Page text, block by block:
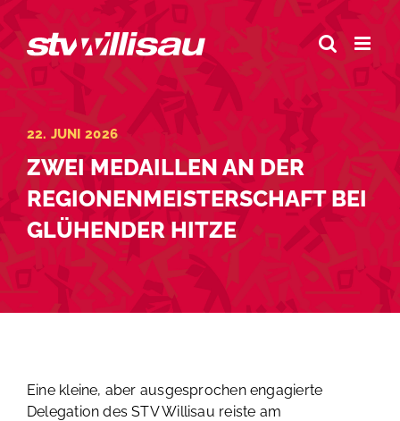
Zum
Inhalt
springen
22. JUNI 2026
ZWEI MEDAILLEN AN DER
REGIONENMEISTERSCHAFT BEI
GLÜHENDER HITZE
Eine kleine, aber ausgesprochen engagierte
Delegation des STV Willisau reiste am